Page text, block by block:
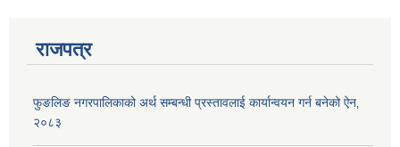
राजपत्र
फुङलिङ नगरपालिकाको अर्थ सम्बन्धी प्रस्तावलाई कार्यान्वयन गर्न बनेको ऐन‚
२०८३